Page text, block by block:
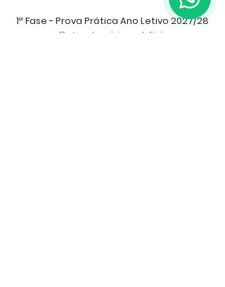
1ª Fase - Prova Prática Ano Letivo 2027/28
Data e horário a definir